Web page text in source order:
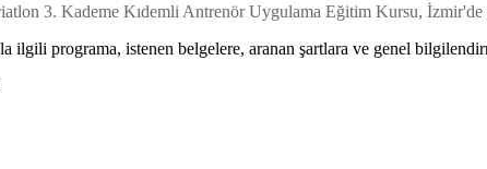
3. Kademe Kıdemli Antrenör Uygulama Eğitim Kursu, İzmir'de
programa, istenen belgelere, aranan şartlara ve genel